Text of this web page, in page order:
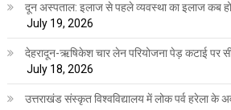
दून अस्पताल: इलाज से पहले व्यवस्था का इलाज कब
July 19, 2026
देहरादून-ऋषिकेश चार लेन परियोजना पेड़ कटाई पर
July 18, 2026
उत्तराखंड संस्कृत विश्वविद्यालय में लोक पर्व हरेला के